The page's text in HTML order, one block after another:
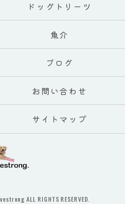
ドッグトリーツ
魚介
ブログ
お問い合わせ
サイトマップ
ALL RIGHTS RESERVED.